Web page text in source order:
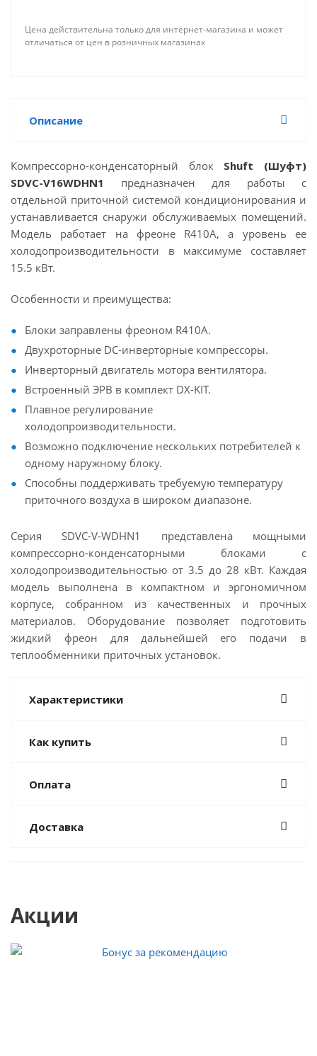
Цена действительна только для интернет-магазина и может
отличаться от цен в розничных магазинах
Описание
Компрессорно-конденсаторный блок Shuft
(Шуфт)
SDVC-V16WDHN1 предназначен для работы с
отдельной приточной системой кондиционирования и
устанавливается снаружи обслуживаемых помещений.
Модель работает на фреоне R410A, а уровень ее
холодопроизводительности в максимуме составляет
15.5 кВт.
Особенности и преимущества:
Блоки заправлены фреоном R410А.
Двухроторные DC-инверторные компрессоры.
Инверторный двигатель мотора вентилятора.
Встроенный ЭРВ в комплект DX-KIT.
Плавное регулирование
холодопроизводительности.
Возможно подключение нескольких потребителей к
одному наружному блоку.
Способны поддерживать требуемую температуру
приточного воздуха в широком диапазоне.
Серия SDVC-V-WDHN1 представлена мощными
компрессорно-конденсаторными блоками с
холодопроизводительностью от 3.5 до 28 кВт. Каждая
модель выполнена в компактном и эргономичном
корпусе, собранном из качественных и прочных
материалов. Оборудование позволяет подготовить
жидкий фреон для дальнейшей его подачи в
теплообменники приточных установок.
Характеристики
Как купить
Оплата
Доставка
Акции